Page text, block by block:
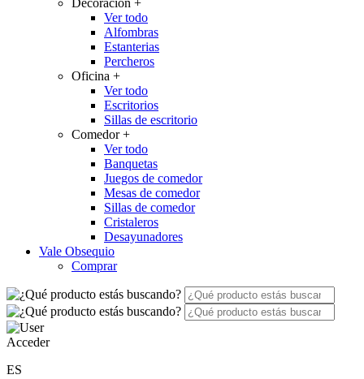
Decoración +
Ver todo
Alfombras
Estanterias
Percheros
Oficina +
Ver todo
Escritorios
Sillas de escritorio
Comedor+
Ver todo
Banquetas
Juegos de comedor
Mesas de comedor
Sillas de comedor
Cristaleros
Desayunadores
Vale Obsequio
Comprar
Acceder
ES